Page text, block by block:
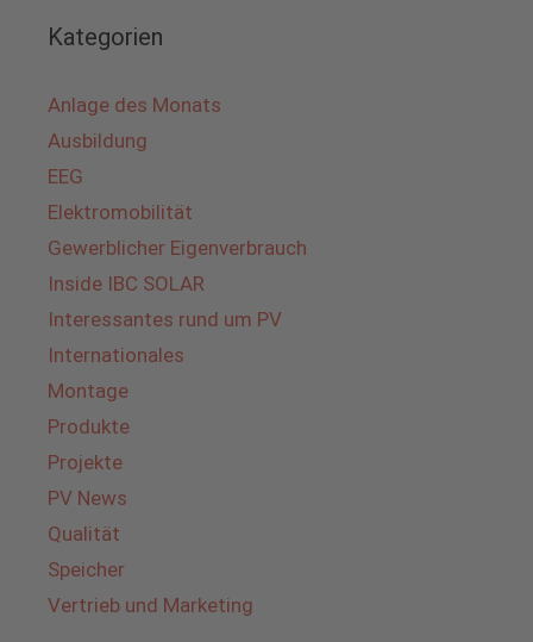
Kategorien
Anlage des Monats
Ausbildung
EEG
Elektromobilität
Gewerblicher Eigenverbrauch
Inside IBC SOLAR
Interessantes rund um PV
Internationales
Montage
Produkte
Projekte
PV News
Qualität
Speicher
Vertrieb und Marketing